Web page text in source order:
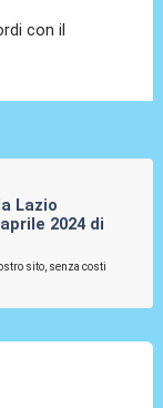
con il
Lazio
2024 di
sito, senza costi